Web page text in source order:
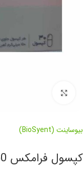
بیوساینت (BioSyent)
کپسول فرامکس 150 بیوساینت ۳۰ عددی